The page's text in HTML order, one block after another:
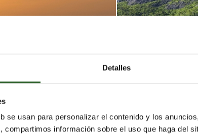
Detalles
se usan para personalizar el contenido y los
compartimos información sobre el uso que haga del